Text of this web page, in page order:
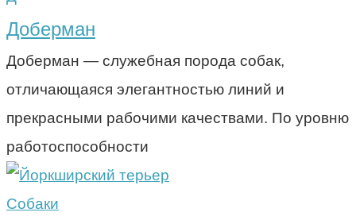
Доберман
Доберман — служебная порода собак,
отличающаяся элегантностью линий и
прекрасными рабочими качествами. По уровню
работоспособности
Собаки